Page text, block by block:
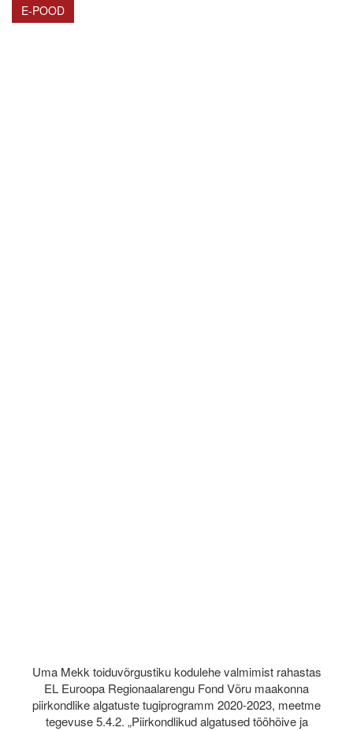
E-POOD
Uma Mekk toiduvõrgustiku kodulehe valmimist rahastas
EL Euroopa Regionaalarengu Fond Võru maakonna
piirkondlike algatuste tugiprogramm 2020-2023, meetme
tegevuse 5.4.2. „Piirkondlikud algatused tööhõive ja